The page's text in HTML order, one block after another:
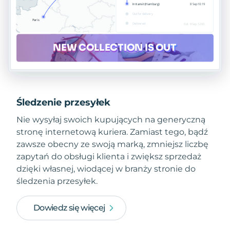
Śledzenie przesyłek
Nie wysyłaj swoich kupujących na generyczną
stronę internetową kuriera. Zamiast tego, bądź
zawsze obecny ze swoją marką, zmniejsz liczbę
zapytań do obsługi klienta i zwiększ sprzedaż
dzięki własnej, wiodącej w branży stronie do
śledzenia przesyłek.
Dowiedz się więcej